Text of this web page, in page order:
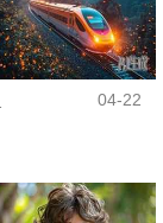
04-22